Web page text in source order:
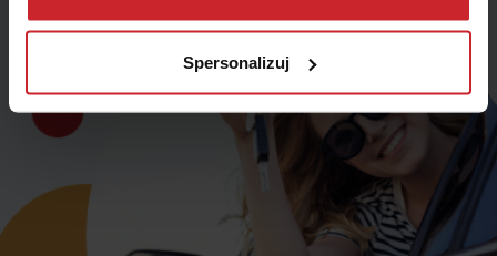
przetwarzamy dane osobowe w ramachPolityki
Spersonalizuj